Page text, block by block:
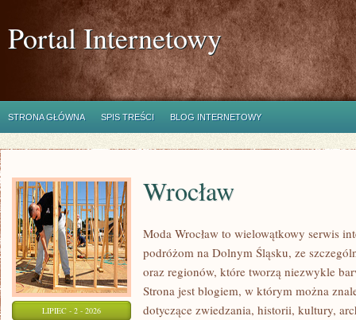
Portal Internetowy
STRONA GŁÓWNA SPIS TREŚCI BLOG INTERNETOWY
LIPIEC - 2 - 2026
Wrocław
Moda Wrocław to wielowątkowy serwis
podróżom na Dolnym Śląsku, ze
oraz regionów, które tworzą niezwykle
Strona jest blogiem, w którym można
dotyczące zwiedzania, historii, kultury,